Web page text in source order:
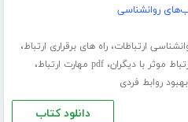
روانشناسی
ارتباطات،راه های برقراری ارتباط،
موثر با دیگران،pdf مهارت ارتباط ،
بهبود روابط فردی
دانلود کتاب